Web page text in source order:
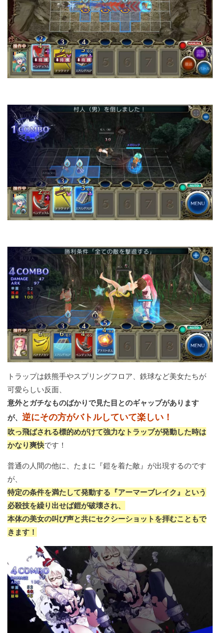
トラップは鉄熊手やスプリングフロア、鉄球など美女たちが
可愛らしい反面、
意外とガチなものばかりで見た目とのギャップがあります
が、 逆にその方がバトルしていて楽しい！
吹っ飛ばされる標的めがけて強力なトラップが発動した時は
かなり爽快です！
普通の人間の他に、たまに『鎧を着た敵』が出現するのです
が、
特定の条件を満たして発動する『アーマーブレイク』という
必殺技を繰り出せば鎧が破壊され、
本体の美女の叫び声と共にセクシーショットを拝むこともで
きます！